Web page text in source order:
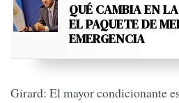
QUÉ CAMBIA EN
EL PAQUETE DE
EMERGENCIA
Girard: El mayor condicionante